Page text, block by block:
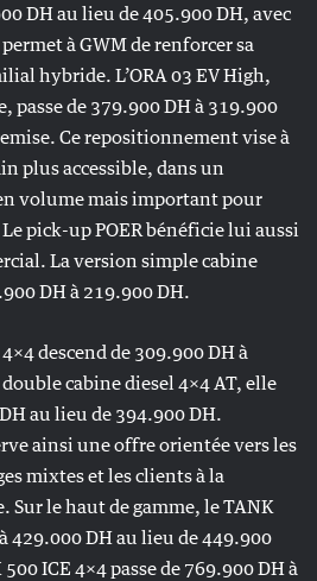
DH au lieu de 405.900 DH, avec
à GWM de renforcer sa
hybride. L’ORA 03 EV High,
passe de 379.900 DH à 319.900
Ce repositionnement vise à
plus accessible, dans un
volume mais important pour
pick-up POER bénéficie lui aussi
La version simple cabine
DH à 219.900 DH.
descend de 309.900 DH à
cabine diesel 4×4 AT, elle
au lieu de 394.900 DH.
ainsi une offre orientée vers les
mixtes et les clients à la
Sur le haut de gamme, le TANK
429.000 DH au lieu de 449.900
ICE 4×4 passe de 769.900 DH à